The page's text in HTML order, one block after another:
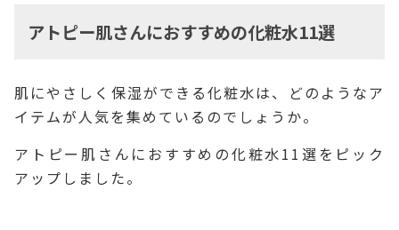
アトピー肌さんにおすすめの化粧水11選
肌にやさしく保湿ができる化粧水は、どのようなア
イテムが人気を集めているのでしょうか。
アトピー肌さんにおすすめの化粧水11選をピック
アップしました。